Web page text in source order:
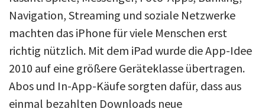
Navigation, Streaming und soziale Netzwerke
machten das iPhone für viele Menschen erst
richtig nützlich. Mit dem iPad wurde die App-Idee
2010 auf eine größere Geräteklasse übertragen.
Abos und In-App-Käufe sorgten dafür, dass aus
einmal bezahlten Downloads neue